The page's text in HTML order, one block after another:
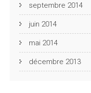
septembre 2014
juin 2014
mai 2014
décembre 2013